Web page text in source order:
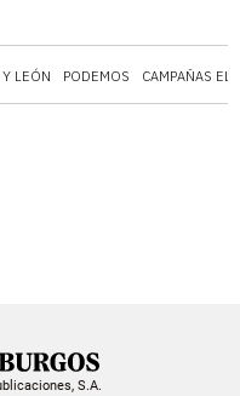
LEÓN PODEMOS CAMPAÑAS
S.A.